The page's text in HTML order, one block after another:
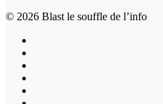
© 2026 Blast le souffle de l’info